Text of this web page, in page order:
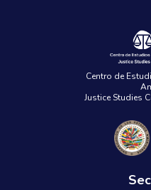
Centro de
Justice Studies